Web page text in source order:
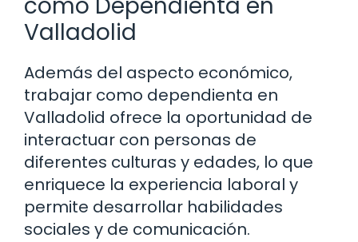
Valladolid
Además del aspecto económico,
trabajar como dependienta en
Valladolid ofrece la oportunidad de
interactuar con personas de
diferentes culturas y edades, lo que
enriquece la experiencia laboral y
permite desarrollar habilidades
sociales y de comunicación.